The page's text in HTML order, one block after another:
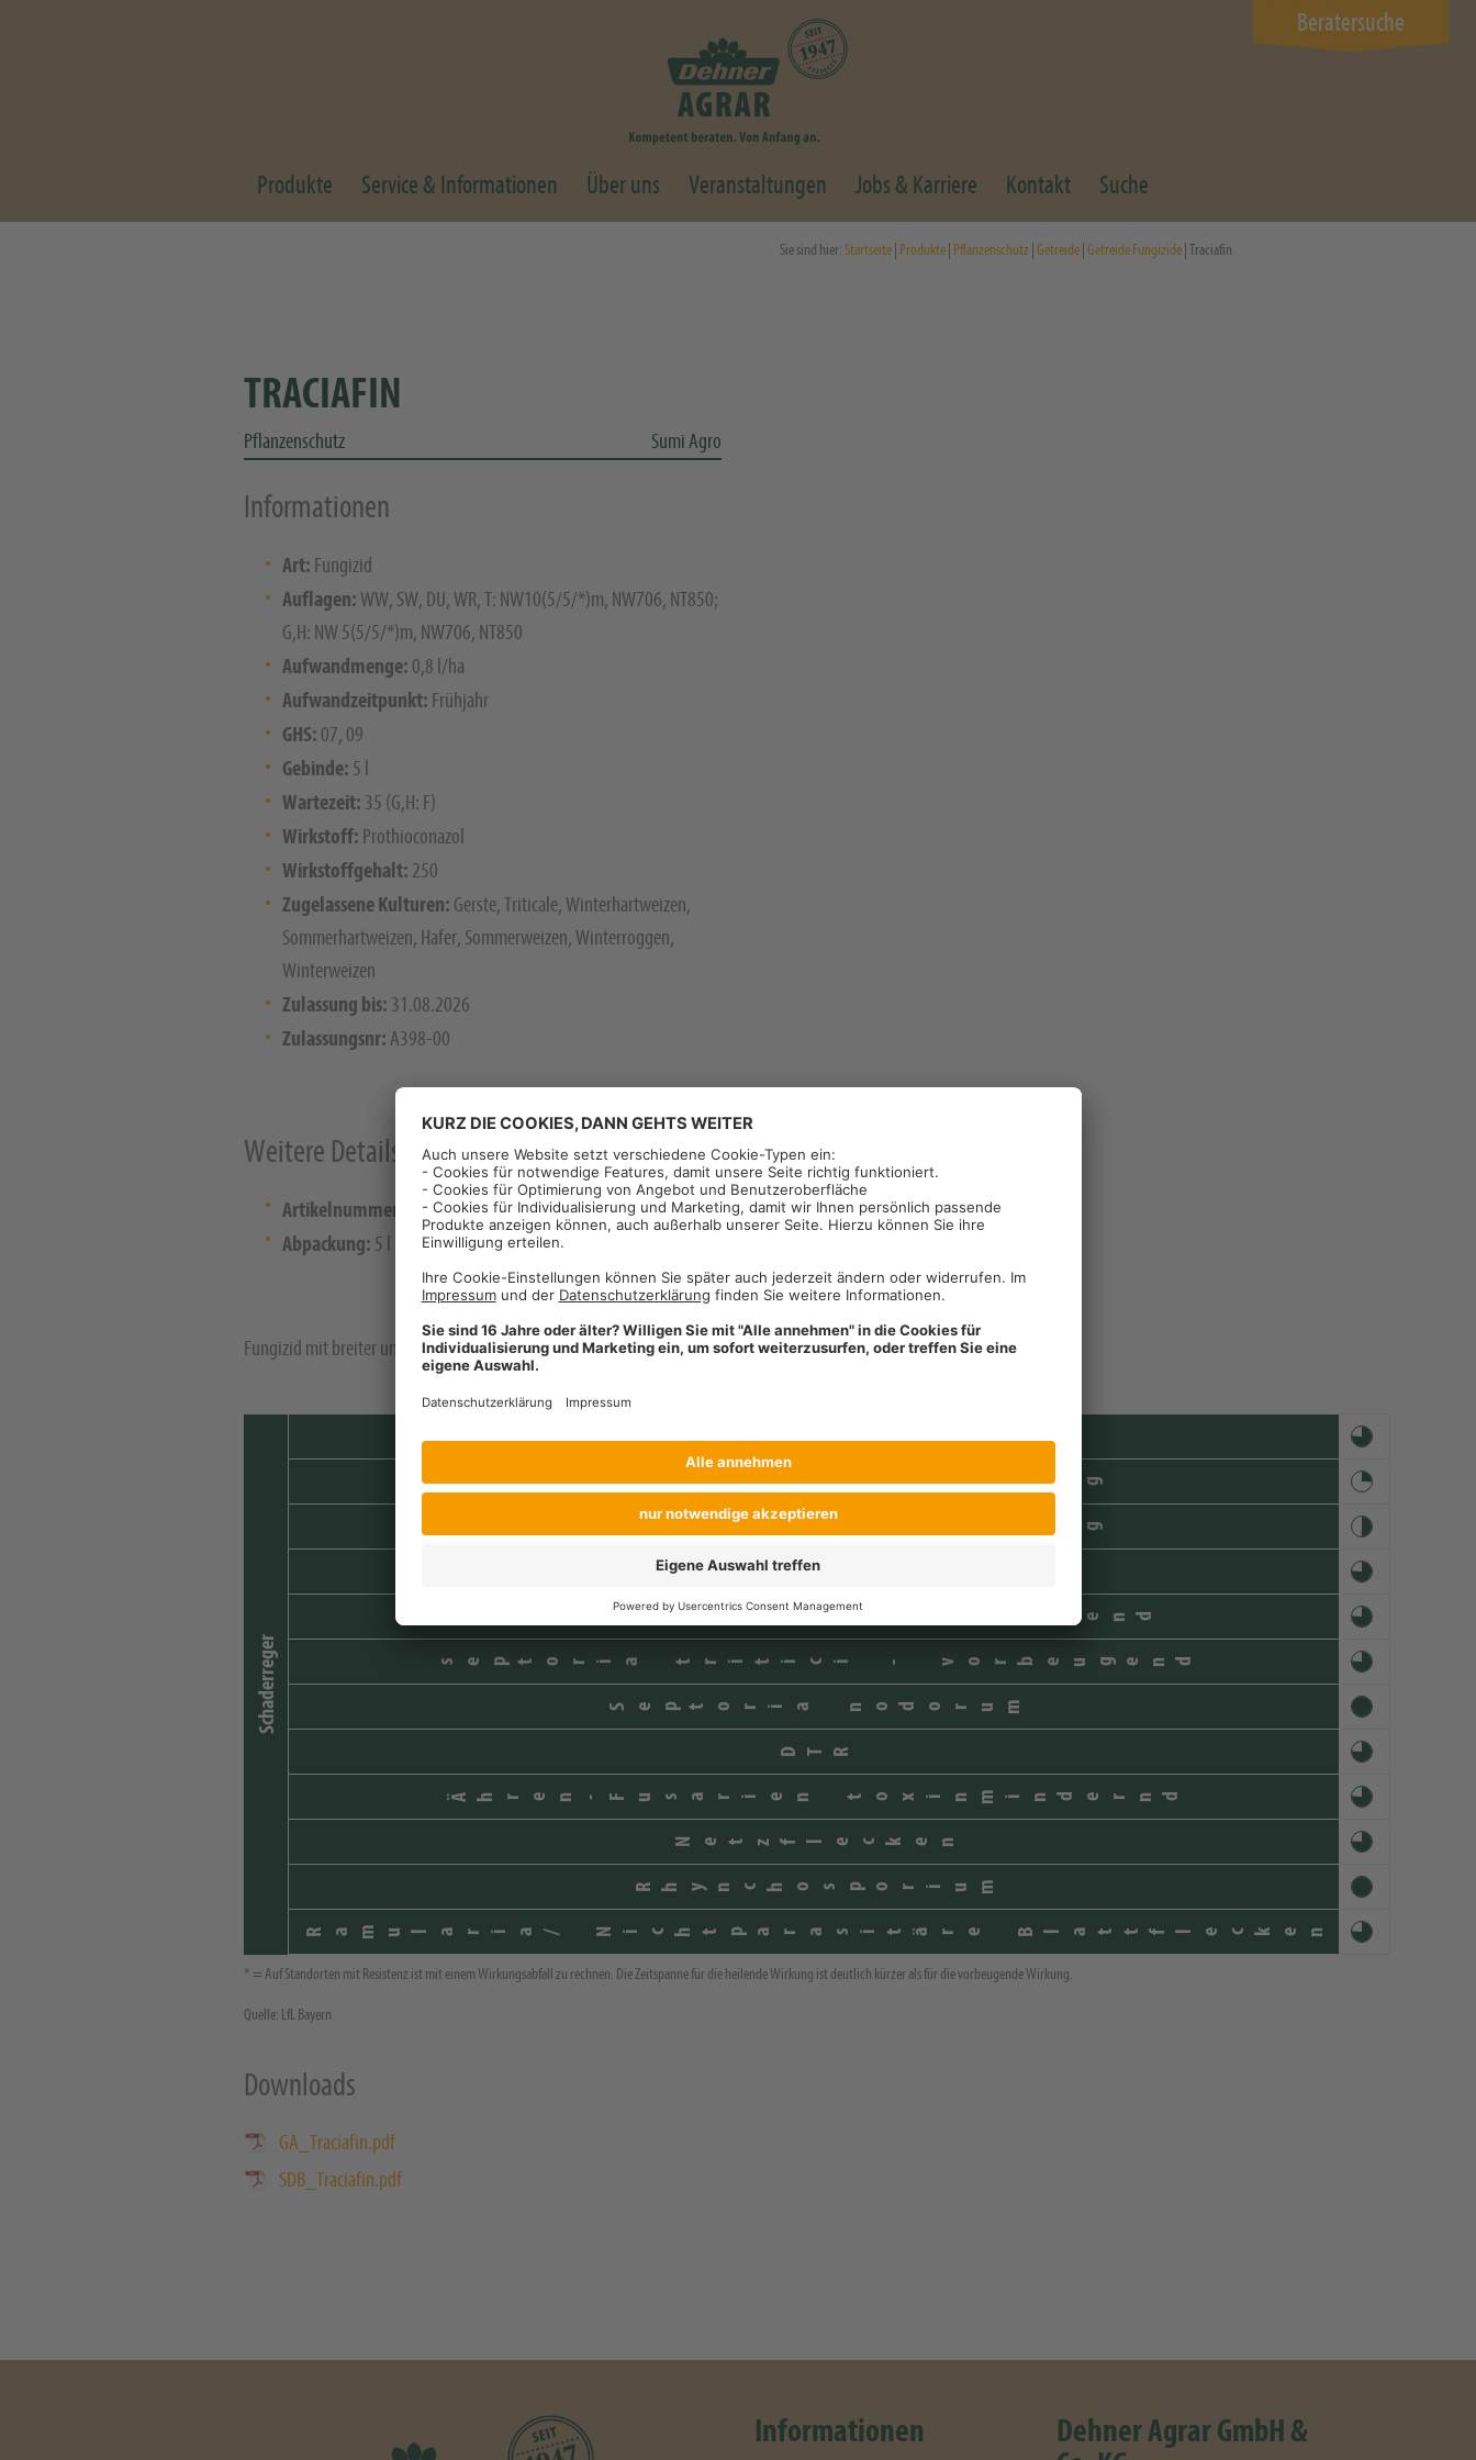
Produkte Service & Informationen Über uns Veranstaltungen Jobs & Karriere Kontakt Suche
Beratersuche
Sie sind hier:Startseite Produkte Pflanzenschutz Getreide Getreide Fungizide | Traciafin
TRACIAFIN
Pflanzenschutz Sumi Agro
Informationen
Art: Fungizid
Auflagen: WW, SW, DU, WR, T: NW10(5/5/*)m, NW706, NT850;
G,H: NW 5(5/5/*)m, NW706, NT850
Aufwandmenge: 0,8 l/ha
Aufwandzeitpunkt: Frühjahr
GHS: 07, 09
Gebinde: 5 l
Wartezeit: 35 (G,H: F)
Wirkstoff: Prothioconazol
Wirkstoffgehalt: 250
Zugelassene Kulturen: Gerste, Triticale, Winterhartweizen,
Sommerhartweizen, Hafer, Sommerweizen, Winterroggen,
Winterweizen
Zulassung bis: 31.08.2026
Zulassungsnr: A398-00
Weitere Details
Artikelnummer: 4143426
Abpackung: 5 l
Fungizid mit breiter und sicherer Wirkung in Weichweizen, Hartweizen, Gerste, Winterrogen, Hafer, Triticale und Winterraps.
Schaderreger
Ramularia/ Nichtparasitäre Blattflecken
Rhynchosporium
Netzflecken
Ähren-Fusarien toxinmindernd
DTR
Septoria nodorum
septoria tritici - vorbeugend
septoria tritici - heilend
Rost
Mehltau - Dauerwirkung
Mehltau - Stoppwirkung
Halmbruch
* = Auf Standorten mit Resistenz ist mit einem Wirkungsabfall zu rechnen. Die Zeitspanne für die heilende Wirkung ist deutlich kürzer als für die vorbeugende Wirkung.
Quelle: LfL Bayern
Downloads
GA_Traciafin.pdf
SDB_Traciafin.pdf
Informationen
Dehner Agrar GmbH &